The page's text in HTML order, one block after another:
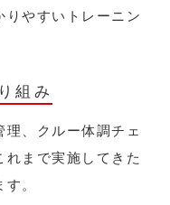
りやすいトレーニン
組み
、クルー体調チェ
れまで実施してきた
。